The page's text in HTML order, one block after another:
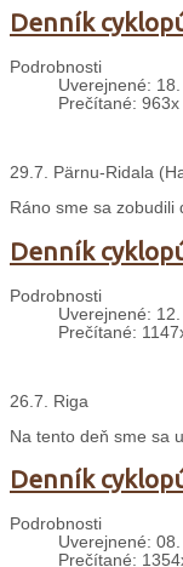
Denník
Podrobnosti
Uverejnené:
Prečítané: 963x
29.7. Pärnu-Ridala
Ráno sme sa
Denník
Podrobnosti
Uverejnené:
Prečítané:
26.7. Riga
Na tento deň sme sa
Denník
Podrobnosti
Uverejnené:
Prečítané: